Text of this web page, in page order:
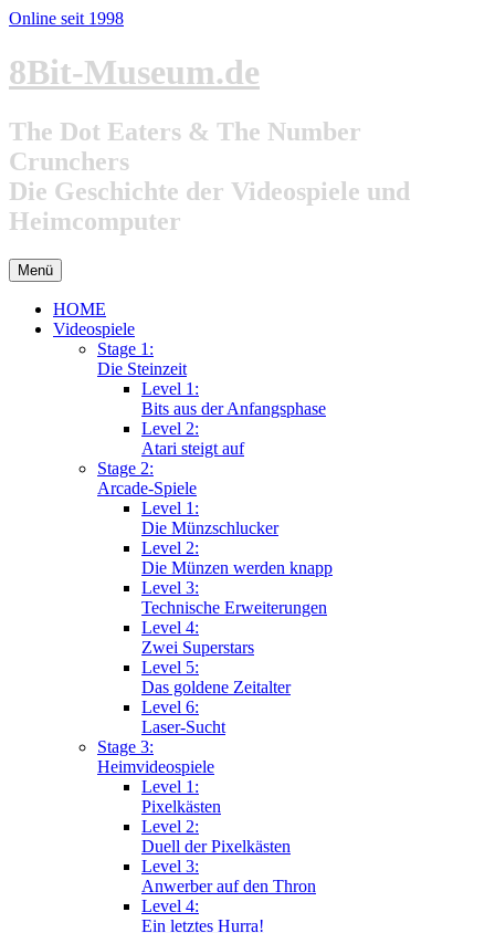
Online seit 1998
Zum
Inhalt
8Bit-Museum.de
The Dot Eaters & The Number
Crunchers
Die Geschichte der Videospiele und
Heimcomputer
Menü
HOME
Videospiele
Stage 1:
Die Steinzeit
Level 1:
Bits aus der Anfangsphase
Level 2:
Atari steigt auf
Stage 2:
Arcade-Spiele
Level 1:
Die Münzschlucker
Level 2:
Die Münzen werden knapp
Level 3:
Technische Erweiterungen
Level 4:
Zwei Superstars
Level 5:
Das goldene Zeitalter
Level 6:
Laser-Sucht
Stage 3:
Heimvideospiele
Level 1:
Pixelkästen
Level 2:
Duell der Pixelkästen
Level 3:
Anwerber auf den Thron
Level 4:
Ein letztes Hurra!